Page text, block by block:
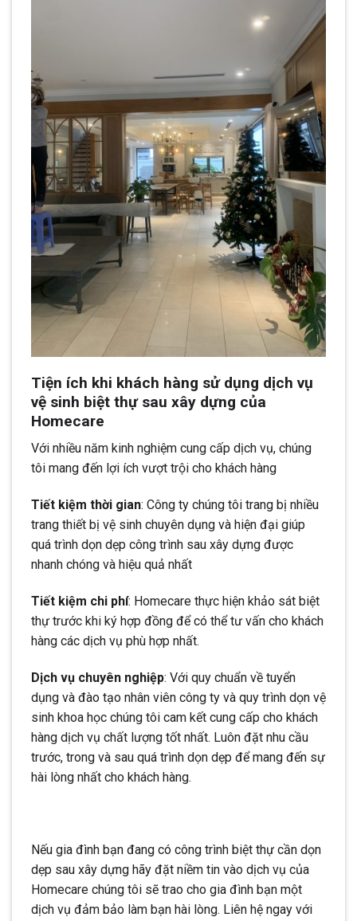
Tiện ích khi khách hàng sử dụng dịch vụ
vệ sinh biệt thự sau xây dựng của
Homecare
Với nhiều năm kinh nghiệm cung cấp dịch vụ, chúng
tôi mang đến lợi ích vượt trội cho khách hàng
Tiết kiệm thời gian: Công ty chúng tôi trang bị nhiều
trang thiết bị vệ sinh chuyên dụng và hiện đại giúp
quá trình dọn dẹp công trình sau xây dựng được
nhanh chóng và hiệu quả nhất
Tiết kiệm chi phí: Homecare thực hiện khảo sát biệt
thự trước khi ký hợp đồng để có thể tư vấn cho khách
hàng các dịch vụ phù hợp nhất.
Dịch vụ chuyên nghiệp: Với quy chuẩn về tuyển
dụng và đào tạo nhân viên công ty và quy trình dọn vệ
sinh khoa học chúng tôi cam kết cung cấp cho khách
hàng dịch vụ chất lượng tốt nhất. Luôn đặt nhu cầu
trước, trong và sau quá trình dọn dẹp để mang đến sự
hài lòng nhất cho khách hàng.
Nếu gia đình bạn đang có công trình biệt thự cần dọn
dẹp sau xây dựng hãy đặt niềm tin vào dịch vụ của
Homecare chúng tôi sẽ trao cho gia đình bạn một
dịch vụ đảm bảo làm bạn hài lòng. Liên hệ ngay với